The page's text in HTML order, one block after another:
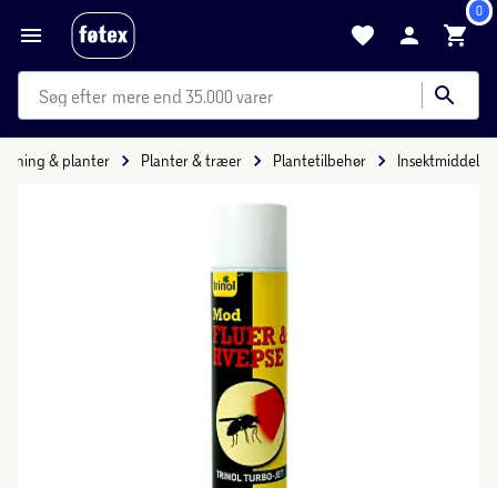
0
mere end 35.000 varer
& planter Planter & træer Plantetilbehør Insektmiddel